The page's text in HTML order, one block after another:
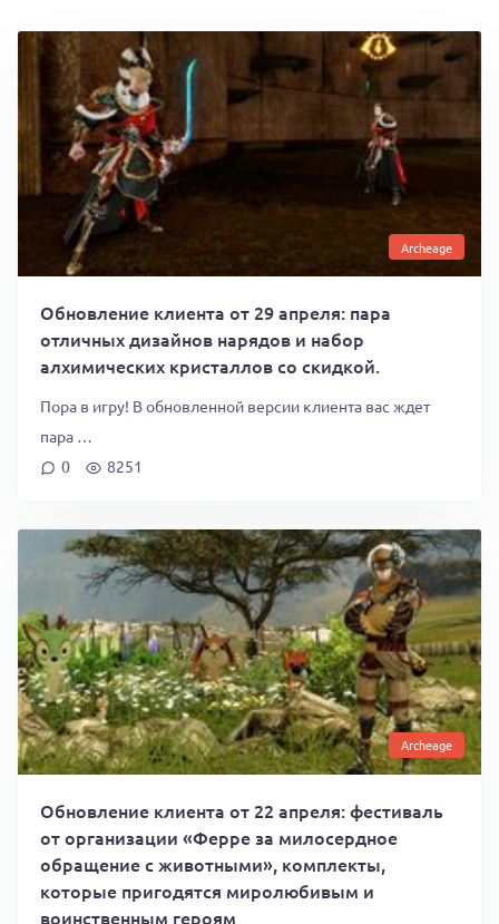
Archeage
Обновление клиента от 29 апреля: пара
отличных дизайнов нарядов и набор
алхимических кристаллов со скидкой.
Пора в игру! В обновленной версии клиента вас ждет
пара …
0
8251
Archeage
Обновление клиента от 22 апреля: фестиваль
от организации «Ферре за милосердное
обращение с животными», комплекты,
которые пригодятся миролюбивым и
воинственным героям